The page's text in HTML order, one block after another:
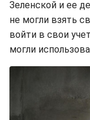
Зеленской и ее
не могли взять
войти в свои
могли